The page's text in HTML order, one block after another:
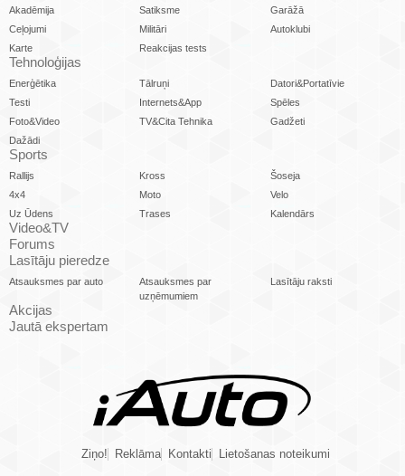
Akadēmija
Satiksme
Garāžā
Ceļojumi
Militāri
Autoklubi
Karte
Reakcijas tests
Tehnoloģijas
Enerģētika Tālruņi
Datori&Portatīvie
Testi
Internets&App
Spēles
Foto&Video
TV&Cita Tehnika
Gadžeti
Dažādi
Sports
Rallijs Kross
Šoseja
4x4
Moto
Velo
Uz Ūdens
Trases Kalendārs
Video&TV
Forums
Lasītāju pieredze
Atsauksmes par auto
Atsauksmes par
uzņēmumiem
Lasītāju raksti
Akcijas
Jautā ekspertam
Ziņo! Reklāma Kontakti Lietošanas noteikumi